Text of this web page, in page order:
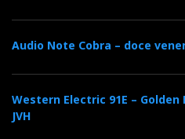
Audio Note Cobra – doce
Western Electric 91E –
JVH